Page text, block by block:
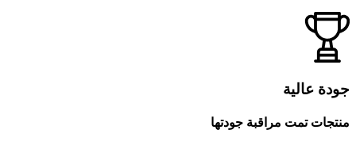
جودة عالية
منتجات تمت مراقبة جودتها